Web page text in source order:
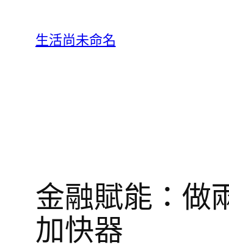
生活尚未命名
金融賦能：做
加快器